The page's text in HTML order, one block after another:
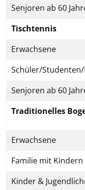
Senjoren ab 60
Tischtennis
Erwachsene
Schüler/
Senjoren ab 60
Traditionelles
Erwachsene
Familie mit Kindern
Kinder &